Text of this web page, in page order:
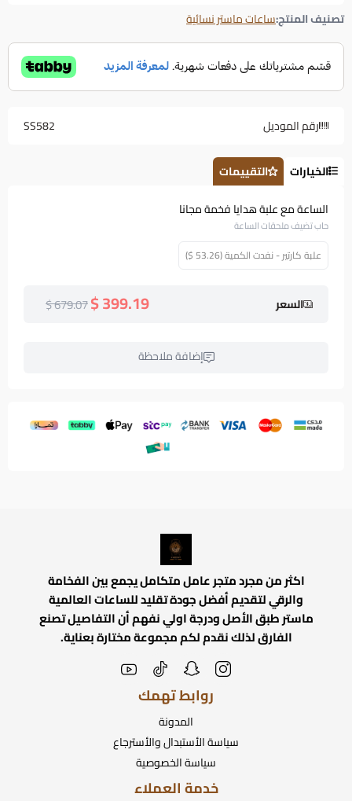
تصنيف المنتج:ساعات ماستر نسائية
رقم الموديل SS582
الخيارات
التقييمات
الساعة مع علبة هدايا فخمة مجانا
حاب تضيف ملحقات الساعة
علبة كارتير - نفدت الكمية (53.26 $)
السعر 399.19 $
679.07 $
إضافة ملاحظة
اكثر من مجرد متجر عامل متكامل يجمع بين الفخامة
والرقي لتقديم أفضل جودة تقليد للساعات العالمية
ماستر طبق الأصل ودرجة اولي نفهم أن التفاصيل تصنع
الفارق لذلك نقدم لكم مجموعة مختارة بعناية.
روابط تهمك
المدونة
سياسة الأستبدال والأسترجاع
سياسة الخصوصية
خدمة العملاء